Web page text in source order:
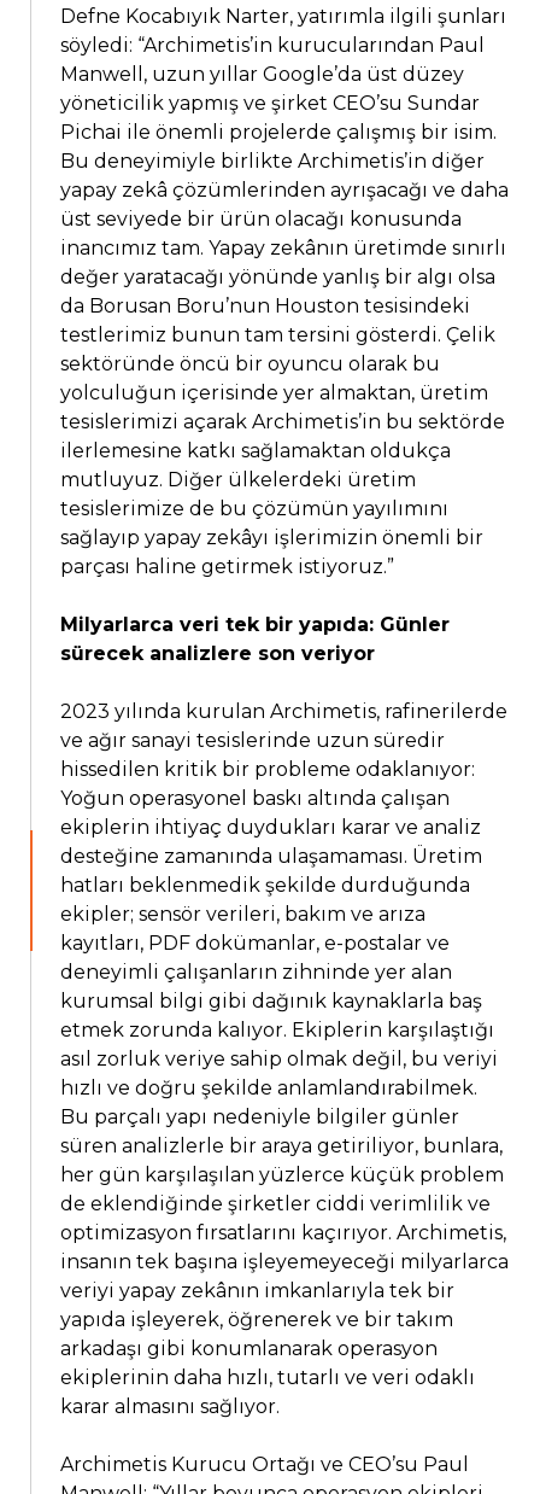
Defne Kocabıyık Narter, yatırımla ilgili şunları
söyledi: “Archimetis’in kurucularından Paul
Manwell, uzun yıllar Google’da üst düzey
yöneticilik yapmış ve şirket CEO’su Sundar
Pichai ile önemli projelerde çalışmış bir isim.
Bu deneyimiyle birlikte Archimetis’in diğer
yapay zekâ çözümlerinden ayrışacağı ve daha
üst seviyede bir ürün olacağı konusunda
inancımız tam. Yapay zekânın üretimde sınırlı
değer yaratacağı yönünde yanlış bir algı olsa
da Borusan Boru’nun Houston tesisindeki
testlerimiz bunun tam tersini gösterdi. Çelik
sektöründe öncü bir oyuncu olarak bu
yolculuğun içerisinde yer almaktan, üretim
tesislerimizi açarak Archimetis’in bu sektörde
ilerlemesine katkı sağlamaktan oldukça
mutluyuz. Diğer ülkelerdeki üretim
tesislerimize de bu çözümün yayılımını
sağlayıp yapay zekâyı işlerimizin önemli bir
parçası haline getirmek istiyoruz.”
Milyarlarca veri tek bir yapıda: Günler
sürecek analizlere son veriyor
2023 yılında kurulan Archimetis, rafinerilerde
ve ağır sanayi tesislerinde uzun süredir
hissedilen kritik bir probleme odaklanıyor:
Yoğun operasyonel baskı altında çalışan
ekiplerin ihtiyaç duydukları karar ve analiz
desteğine zamanında ulaşamaması. Üretim
hatları beklenmedik şekilde durduğunda
ekipler; sensör verileri, bakım ve arıza
kayıtları, PDF dokümanlar, e-postalar ve
deneyimli çalışanların zihninde yer alan
kurumsal bilgi gibi dağınık kaynaklarla baş
etmek zorunda kalıyor. Ekiplerin karşılaştığı
asıl zorluk veriye sahip olmak değil, bu veriyi
hızlı ve doğru şekilde anlamlandırabilmek.
Bu parçalı yapı nedeniyle bilgiler günler
süren analizlerle bir araya getiriliyor, bunlara,
her gün karşılaşılan yüzlerce küçük problem
de eklendiğinde şirketler ciddi verimlilik ve
optimizasyon fırsatlarını kaçırıyor. Archimetis,
insanın tek başına işleyemeyeceği milyarlarca
veriyi yapay zekânın imkanlarıyla tek bir
yapıda işleyerek, öğrenerek ve bir takım
arkadaşı gibi konumlanarak operasyon
ekiplerinin daha hızlı, tutarlı ve veri odaklı
karar almasını sağlıyor.
Archimetis Kurucu Ortağı ve CEO’su Paul